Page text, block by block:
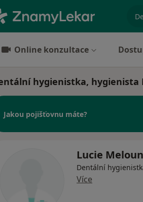
Online konzultace
hygienistka, hygienista
Jakou pojišťovnu máte?
Lucie
Dentální
Více